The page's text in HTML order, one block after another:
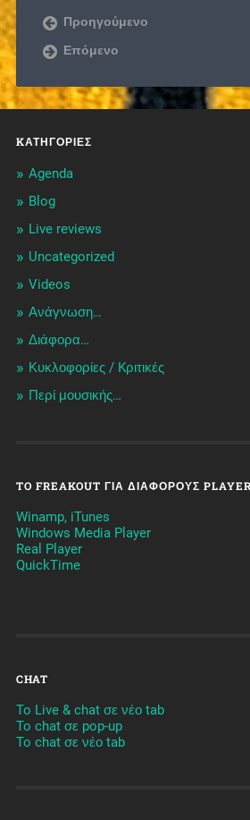
Προηγούμενο
Επόμενο
KΑΤΗΓΟΡΊΕΣ
Agenda
Blog
Live reviews
Uncategorized
Videos
Ανάγνωση…
Διάφορα…
Κυκλοφορίες / Kριτικές
Περί μουσικής…
TO FREAKOUT ΓΙΑ ΔΙΆΦΟΡΟΥΣ
Winamp, iTunes
Windows Media Player
Real Player
QuickTime
CHAT
To Live & chat σε νέο tab
To chat σε pop-up
To chat σε νέο tab